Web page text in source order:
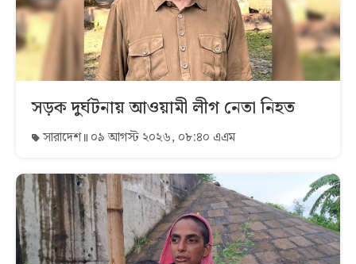
সড়ক দুর্ঘটনায় আওয়ামী লীগ নেতা নিহত
সারাদেশ ০৯ আগস্ট ২০২৬, ০৮:৪০ এএম